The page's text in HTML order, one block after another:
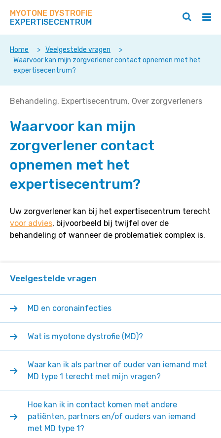
direct
op
deze
MYOTONE DYSTROFIE
EXPERTISECENTRUM
/
Zoeken
/
Home > Veelgestelde vragen
>
Waarvoor kan mijn zorgverlener contact opnemen met het
expertisecentrum?
Waarvoor
mijn
contact
opnemen
met
het
Behandeling Expertisecentrum Over zorgverleners
Waarvoor kan mijn
zorgverlener contact
opnemen met het
expertisecentrum?
Uw zorgverlener kan bij het expertisecentrum terecht
voor advies, bijvoorbeeld bij twijfel over de
behandeling of wanneer de problematiek complex is.
Veelgestelde vragen
MD en coronainfecties
Wat is myotone dystrofie (MD)?
Waar kan ik als partner of ouder van iemand met
MD type 1 terecht met mijn vragen?
Hoe kan ik in contact komen met andere
patiënten, partners en/of ouders van iemand
met MD type 1?